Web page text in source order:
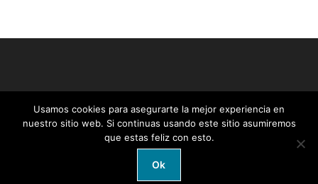
Copyright - WordPress Theme by OceanWP
Usamos cookies para asegurarte la mejor experiencia en
nuestro sitio web. Si continuas usando este sitio asumiremos
que estas feliz con esto.
Ok